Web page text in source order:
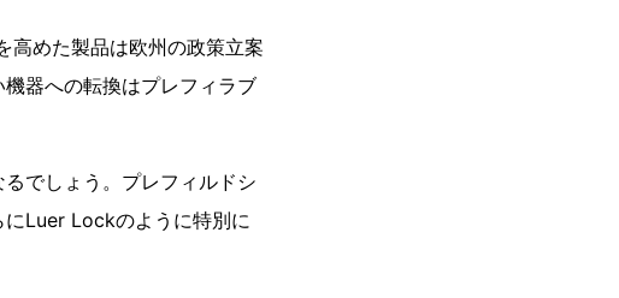
高めた製品は欧州の政策立案
器への転換はプレフィラブ
でしょう。プレフィルドシ
にLuer Lockのように特別に